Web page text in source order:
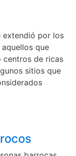
extendió por los
que
centros de ricas
sitios que